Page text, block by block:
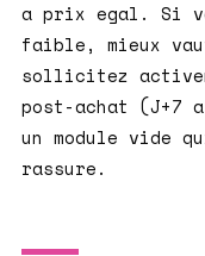
a prix egal. Si
faible, mieux
sollicitez
post-achat (J+7
un module vide
rassure.